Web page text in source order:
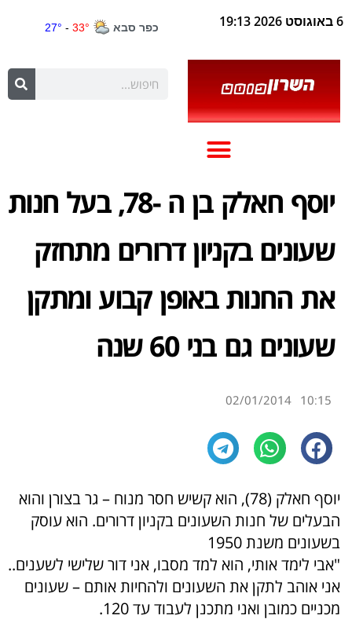
6 באוגוסט 2026 19:13
יוסף חאלק בן ה -78, בעל חנות
שעונים בקניון דרורים מתחזק
את החנות באופן קבוע ומתקן
שעונים גם בני 60 שנה
10:15
02/01/2014
יוסף חאלק (78), הוא קשיש חסר מנוח – גר בצורן והוא
הבעלים של חנות השעונים בקניון דרורים. הוא עוסק
בשעונים משנת 1950
"אבי לימד אותי, הוא למד מסבו, אני דור שלישי לשענים..
אני אוהב לתקן את השעונים ולהחיות אותם – שעונים
מכניים כמובן ואני מתכנן לעבוד עד 120.